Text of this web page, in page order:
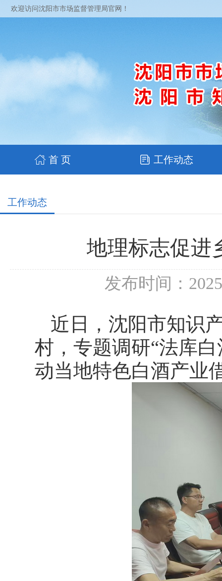
欢迎访问沈阳市市场监督管理局官网！
首 页 工作动态
工作动态
地理标志促进
发布时间：
近日，沈阳市知识
村，专题调研“法库
动当地特色白酒产业